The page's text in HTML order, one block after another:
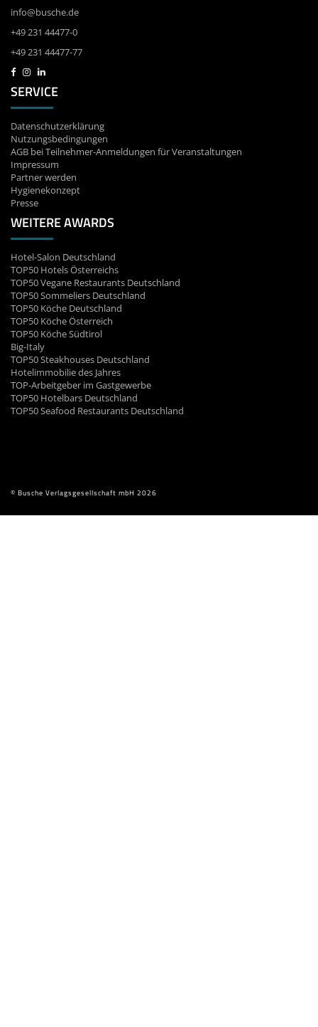
info@busche.de
+49 231 44477-0
+49 231 44477-77
SERVICE
Datenschutzerklärung
Nutzungsbedingungen
AGB bei Teilnehmer-Anmeldungen für Veranstaltungen
Impressum
Partner werden
Hygienekonzept
Presse
WEITERE AWARDS
Hotel-Salon Deutschland
TOP50 Hotels Österreichs
TOP50 Vegane Restaurants Deutschland
TOP50 Sommeliers Deutschland
TOP50 Köche Deutschland
TOP50 Köche Österreich
TOP50 Köche Südtirol
Big-Italy
TOP50 Steakhouses Deutschland
Hotelimmobilie des Jahres
TOP-Arbeitgeber im Gastgewerbe
TOP50 Hotelbars Deutschland
TOP50 Seafood Restaurants Deutschland
© Busche Verlagsgesellschaft mbH 2026